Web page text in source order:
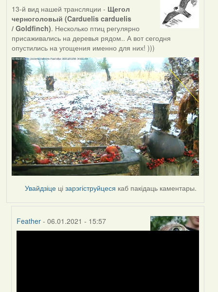
13-й вид нашей трансляции - Щегол
черноголовый (Carduelis carduelis
/ Goldfinch). Несколько птиц регулярно
присаживались на деревья рядом.. А вот сегодня
опустились на угощения именно для них! )))
Увайдзіце цізарэгіструйцеся каб пакідаць каментары.
Feather - 06.01.2021 - 15:57